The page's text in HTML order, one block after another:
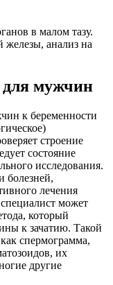
в малом тазу.
анализ на
для мужчин
к беременности
строение
состояние
исследования.
болезней,
лечения
может
который
к зачатию. Такой
спермограмма,
их
другие